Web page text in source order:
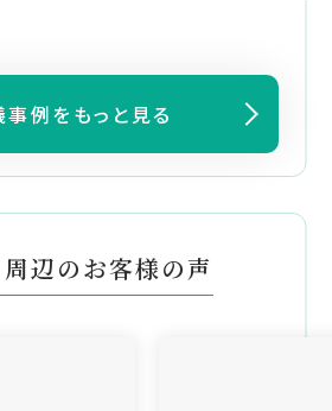
事例をもっと見る
辺のお客様の声